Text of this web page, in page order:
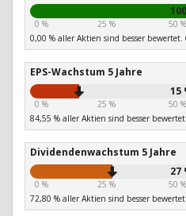
0 % 25 % 50 %
0,00 % aller Aktien sind besser bewertet.
EPS-Wachstum 5 Jahre
15
0 % 25 % 50 %
84,55 % aller Aktien sind besser bewertet.
Dividendenwachstum 5 Jahre
27
0 % 25 % 50 %
72,80 % aller Aktien sind besser bewertet.